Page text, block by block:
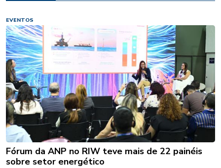
EVENTOS
Fórum da ANP no RIW teve mais de 22 painéis
sobre setor energético